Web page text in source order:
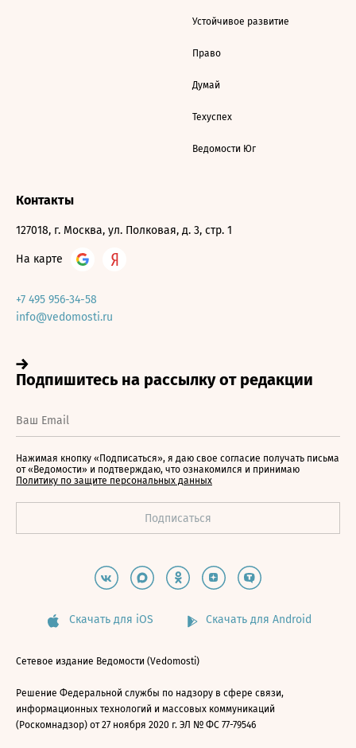
Устойчивое развитие
Право
Думай
Техуспех
Ведомости Юг
Контакты
127018, г. Москва, ул. Полковая, д. 3, стр. 1
На карте
+7 495 956-34-58
info@vedomosti.ru
Нажимая кнопку «Подписаться», я даю свое согласие получать письма
от «Ведомости» и подтверждаю, что ознакомился и принимаю
Политику по защите персональных данных
Скачать для iOS Скачать для Android
Сетевое издание Ведомости (Vedomosti)
Решение Федеральной службы по надзору в сфере связи,
информационных технологий и массовых коммуникаций
(Роскомнадзор) от 27 ноября 2020 г. ЭЛ № ФС 77-79546